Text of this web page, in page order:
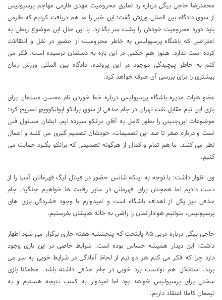
محمدرضا حاجی بیگی درباره رد تعلیق محرومیت مهدی طارمی مهاجم پرسپولیس
از سوی دادگاه بین المللی ورزش گفت: این خبر را ما هم دریافت کردیم که طارمی
باید دوره محرومیت خودش را پشت سر بگذارد. با این حال این موضوع ربطی به
اعتراضی که باشگاه پرسپولیس به خاطر محرومیت از حضور در نقل و انتقالات
کرده است ندارد. هنوز هم حکمی در این باره به دستمان نرسیده است. فکر می
کنم به خاطر پیچیدگی موجود در این پرونده، دادگاه بین المللی ورزش زمان
بیشتری را برای بررسی آن صرف خواهد کرد.
عضو هیات مدیره باشگاه پرسپولیس درباره خط خوردن نام محسن مسلمان برای
بازی این تیم مقابل نفت تهران در جام حذفی از سوی برانکو ایوانکوویچ تصریح کرد:
موضوعات این‌چنینی را بطور کامل به آقای برانکو سپرده ایم. ایشان مسئول فنی
است و درباره صفر تا صد این تصمیمات، خودشان تصمیم گیری می کنند و اعمال
نظر می کنند. ما هم تمام و کمال از هرگونه تصمیمی که برانکو بگیرد حمایت می
کنیم.
وی اظهار داشت: با توجه به اینکه شانس حضور در فینال لیگ قهرمانان آسیا را از
دست دادیم اما همچنان برای قهرمانی در سایر رقابت ها خواهیم جنگید. جام
حذفی نیز یکی از اهداف باشگاه است و امیدوارم با وجود فشردگی بازی های
پرسپولیس، بتوانیم هوادارانمان را راضی به خانه هایشان بفرستیم.
حاجی بیگی درباره دربی ۸۵ پایتخت که پنجشنبه هفته حاری برگزار می شود اظهار
داشت: این دیدار همیشه حساس بوده است. شرایط خاصی در این بازی وجود
دارد چرا که فکر می کنم هر دو تیم از لحاظ آمادگی در شرایط خوبی به سر می
برند. استقلال هم توانست برد خوبی در جام حذفی داشته باشد. مطمئنا بازی
سختی برای پرسپولیس خواهد بود اما امیدوار به کسب نتیجه هستیم و به
تیممان کاملا اعتقاد داریم.